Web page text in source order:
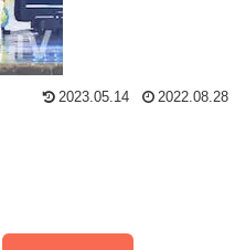
2023.05.14 2022.08.28